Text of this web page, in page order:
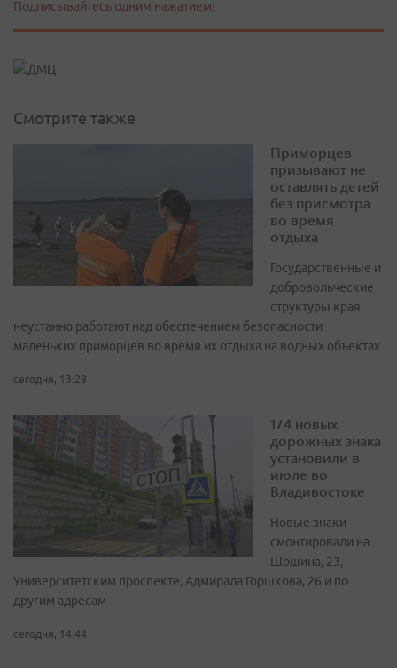
Подписывайтесь одним нажатием!
Смотрите также
Приморцев
призывают не
оставлять детей
без присмотра
во время
отдыха
Государственные и
добровольческие
структуры края
неустанно работают над обеспечением безопасности
маленьких приморцев во время их отдыха на водных объектах
сегодня, 13:28
174 новых
дорожных знака
установили в
июле во
Владивостоке
Новые знаки
смонтировали на
Шошина, 23,
Университетским проспекте, Адмирала Горшкова, 26 и по
другим адресам
сегодня, 14:44